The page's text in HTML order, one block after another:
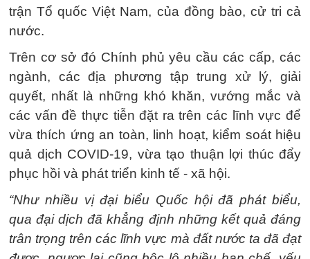
trận Tổ quốc Việt Nam, của đồng bào, cử tri cả
nước.
Trên cơ sở đó Chính phủ yêu cầu các cấp, các
ngành, các địa phương tập trung xử lý, giải
quyết, nhất là những khó khăn, vướng mắc và
các vấn đề thực tiễn đặt ra trên các lĩnh vực để
vừa thích ứng an toàn, linh hoạt, kiểm soát hiệu
quả dịch COVID-19, vừa tạo thuận lợi thúc đẩy
phục hồi và phát triển kinh tế - xã hội.
“Như nhiều vị đại biểu Quốc hội đã phát biểu,
qua đại dịch đã khẳng định những kết quả đáng
trân trọng trên các lĩnh vực mà đất nước ta đã đạt